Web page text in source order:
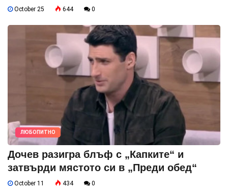
October 25 644 0
ЛЮБОПИТНО
Дочев разигра блъф с „Капките“ и
затвърди мястото си в „Преди обед“
October 11 434 0